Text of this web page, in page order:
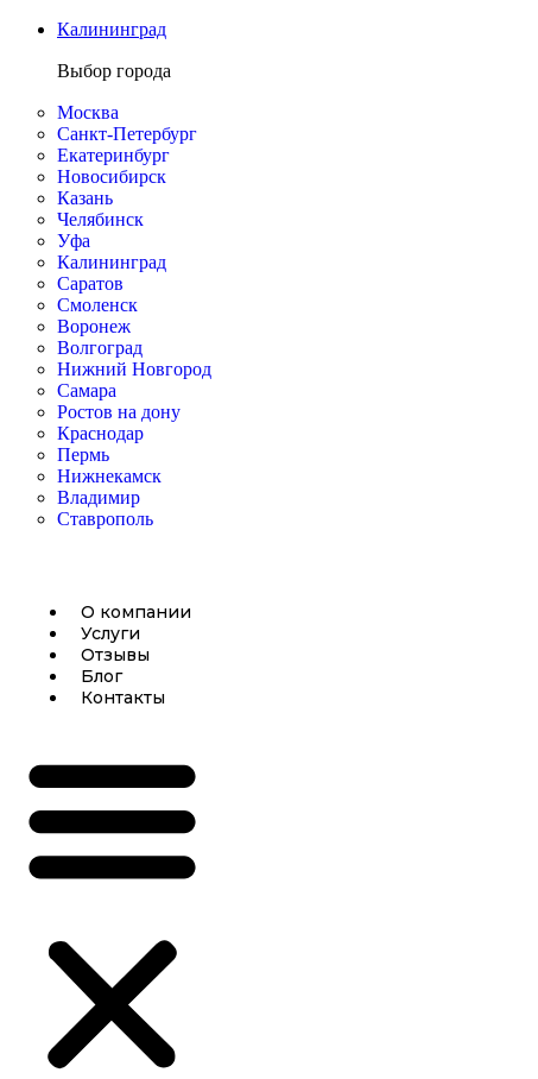
Калининград
Выбор города
Москва
Санкт-Петербург
Екатеринбург
Новосибирск
Казань
Челябинск
Уфа
Калининград
Саратов
Смоленск
Воронеж
Волгоград
Нижний Новгород
Самара
Ростов на дону
Краснодар
Пермь
Нижнекамск
Владимир
Ставрополь
О компании
Услуги
Отзывы
Блог
Контакты